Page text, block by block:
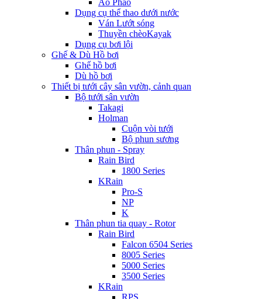
Áo Phao
Dụng cụ thể thao dưới nước
Ván Lướt sóng
Thuyền chèoKayak
Dụng cụ bơi lội
Ghế & Dù Hồ bơi
Ghế hồ bơi
Dù hồ bơi
Thiết bị tưới cây sân vườn, cảnh quan
Bộ tưới sân vườn
Takagi
Holman
Cuộn vòi tưới
Bộ phun sương
Thân phun - Spray
Rain Bird
1800 Series
KRain
Pro-S
NP
K
Thân phun tia quay - Rotor
Rain Bird
Falcon 6504 Series
8005 Series
5000 Series
3500 Series
KRain
RPS